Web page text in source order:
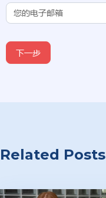
下一步
Related Posts